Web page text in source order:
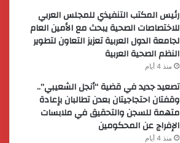
رئيس المكتب التنفيذي للمجلس العربي
للاختصاصات الصحية يبحث مع الأمين العام
لجامعة الدول العربية تعزيز التعاون لتطوير
النظم الصحية العربية
منذ 4 أيام
تصعيد جديد في قضية “أنجل الشعيبي”..
وقفتان احتجاجيتان بعدن تطالبان بإعادة
متهمة للسجن والتحقيق في ملابسات
الإفراج عن المحكومين
منذ 4 أيام